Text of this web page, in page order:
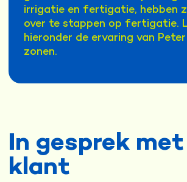
irrigatie en fertigatie, hebben
over te stappen op fertigatie.
hieronder de ervaring van
zonen.
In gesprek
klant